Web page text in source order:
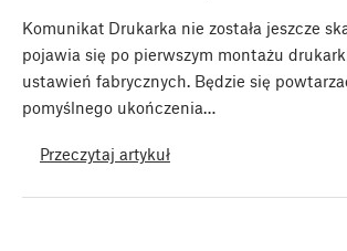
Komunikat Drukarka nie została jeszcze
pojawia się po pierwszym montażu
ustawień fabrycznych. Będzie się
pomyślnego ukończenia…
Przeczytaj artykuł